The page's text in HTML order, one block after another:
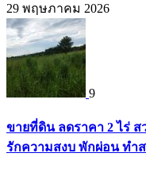
29 พฤษภาคม 2026
9
ขายที่ดิน ลดราคา 2 ไร่
รักความสงบ พักผ่อน ทำส